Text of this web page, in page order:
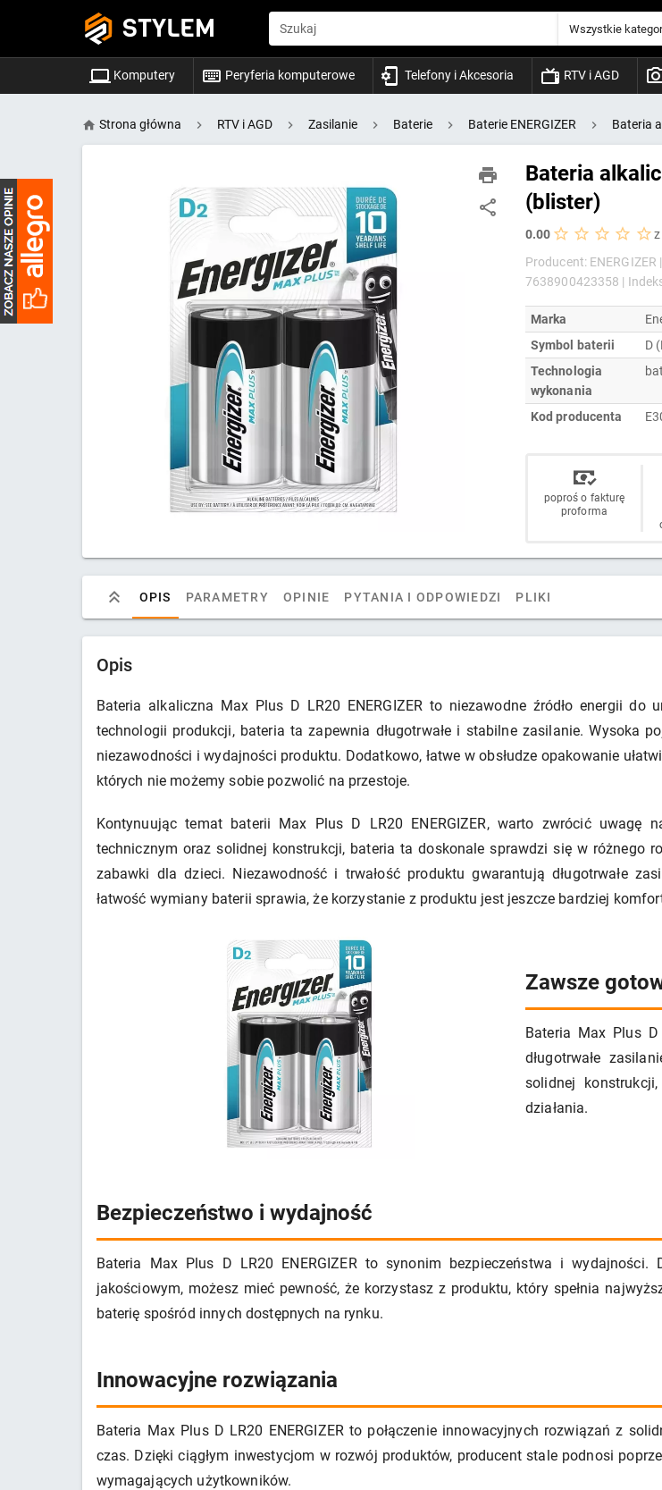
STYLEM Szukaj Wszystkie
Komputery Peryferia komputerowe Telefony i Akcesoria RTV i AGD
Strona główna RTV i AGD Zasilanie Baterie Baterie ENERGIZER Bateria
Bateria
(blister)
0.00
Producent: ENERGIZER |
7638900423358 |
Marka
Symbol baterii
D
Technologia
wykonania
Kod producenta
poproś o fakturę
proforma
OPIS PARAMETRY OPINIE PYTANIA I ODPOWIEDZI PLIKI
Opis
Bateria alkaliczna Max Plus D LR20 ENERGIZER to niezawodne źródło energii
technologii produkcji, bateria ta zapewnia długotrwałe i stabilne zasilanie. Wysoka
niezawodności i wydajności produktu. Dodatkowo, łatwe w obsłudze opakowanie
których nie możemy sobie pozwolić na przestoje.
Kontynuując temat baterii Max Plus D LR20 ENERGIZER, warto zwrócić uwagę
technicznym oraz solidnej konstrukcji, bateria ta doskonale sprawdzi się w różnego
zabawki dla dzieci. Niezawodność i trwałość produktu gwarantują długotrwałe
łatwość wymiany baterii sprawia, że korzystanie z produktu jest jeszcze bardziej
Zawsze
Bateria Max Plus D
długotrwałe
solidnej
działania.
Bezpieczeństwo i wydajność
Bateria Max Plus D LR20 ENERGIZER to synonim bezpieczeństwa i
jakościowym, możesz mieć pewność, że korzystasz z produktu, który spełnia
baterię spośród innych dostępnych na rynku.
Innowacyjne rozwiązania
Bateria Max Plus D LR20 ENERGIZER to połączenie innowacyjnych rozwiązań z
czas. Dzięki ciągłym inwestycjom w rozwój produktów, producent stale podnosi
wymagających użytkowników.